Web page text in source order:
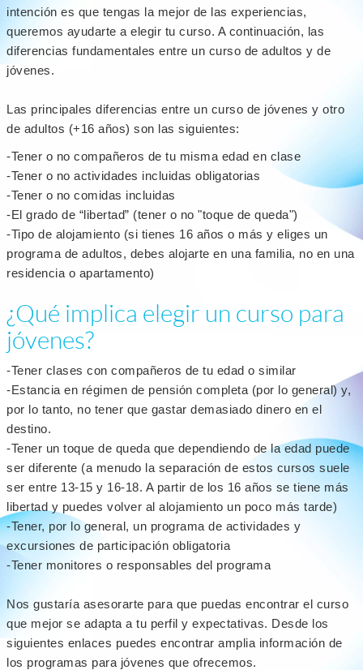
intención es que tengas la mejor de las experiencias,
queremos ayudarte a elegir tu curso. A continuación, las
diferencias fundamentales entre un curso de adultos y de
jóvenes.
Las principales diferencias entre un curso de jóvenes y otro
de adultos (+16 años) son las siguientes:
-Tener o no compañeros de tu misma edad en clase
-Tener o no actividades incluidas obligatorias
-Tener o no comidas incluidas
-El grado de “libertad” (tener o no "toque de queda")
-Tipo de alojamiento (si tienes 16 años o más y eliges un
programa de adultos, debes alojarte en una familia, no en una
residencia o apartamento)
¿Qué implica elegir un curso para
jóvenes?
-Tener clases con compañeros de tu edad o similar
-Estancia en régimen de pensión completa (por lo general) y,
por lo tanto, no tener que gastar demasiado dinero en el
destino.
-Tener un toque de queda que dependiendo de la edad puede
ser diferente (a menudo la separación de estos cursos suele
ser entre 13-15 y 16-18. A partir de los 16 años se tiene más
libertad y puedes volver al alojamiento un poco más tarde)
-Tener, por lo general, un programa de actividades y
excursiones de participación obligatoria
-Tener monitores o responsables del programa
Nos gustaría asesorarte para que puedas encontrar el curso
que mejor se adapta a tu perfil y expectativas. Desde los
siguientes enlaces puedes encontrar amplia información de
los programas para jóvenes que ofrecemos.